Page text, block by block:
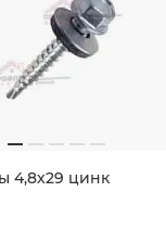
4,8х29 цинк